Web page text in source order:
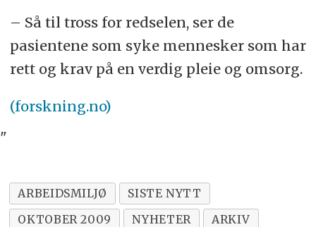
– Så til tross for redselen, ser de
pasientene som syke mennesker som har
rett og krav på en verdig pleie og omsorg.
(forskning.no)
"
ARBEIDSMILJØ
SISTE NYTT
OKTOBER 2009
NYHETER
ARKIV